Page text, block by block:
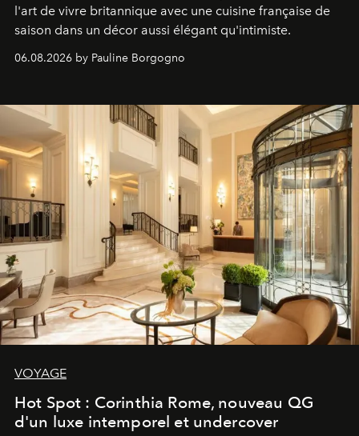
l'art de vivre britannique avec une cuisine française de
saison dans un décor aussi élégant qu'intimiste.
06.08.2026 by Pauline Borgogno
VOYAGE
Hot Spot : Corinthia Rome, nouveau QG
d'un luxe intemporel et undercover